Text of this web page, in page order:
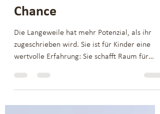
Die Langeweile ist eine
Chance
Die Langeweile hat mehr Potenzial, als ihr
Entdeckungen.